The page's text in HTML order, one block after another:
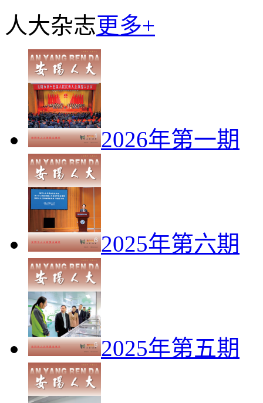
人大杂志更多+
2026年第一期
2025年第六期
2025年第五期